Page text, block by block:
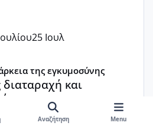
25 Ιουλ
της εγκυμοσύνης
και
Αναζήτηση Menu